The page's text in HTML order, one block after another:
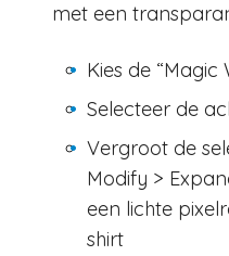
met een
Kies de “Magic
Selecteer de
Vergroot de
Modify >
een lichte
shirt